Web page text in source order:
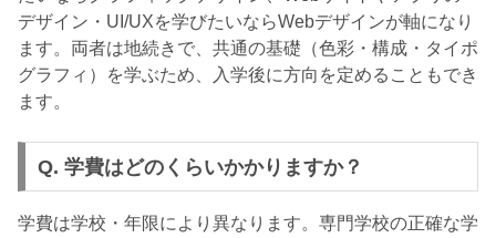
デザイン・UI/UXを学びたいならWebデザインが軸になり
ます。両者は地続きで、共通の基礎（色彩・構成・タイポ
グラフィ）を学ぶため、入学後に方向を定めることもでき
ます。
Q. 学費はどのくらいかかりますか？
学費は学校・年限により異なります。専門学校の正確な学